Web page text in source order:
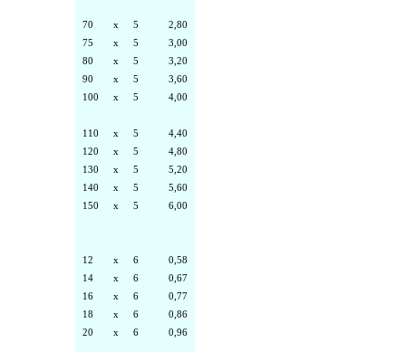
70 x 5
2,80
75
x 5
3,00
80
x 5
3,20
90
x 5
3,60
100
x 5 4,00
110 x 5
4,40
120
x 5
4,80
130
x 5
5,20
140
x 5
5,60
150
x 5 6,00
12 x 6
0,58
14
x 6
0,67
16
x 6
0,77
18
x 6
0,86
20
x 6 0,96